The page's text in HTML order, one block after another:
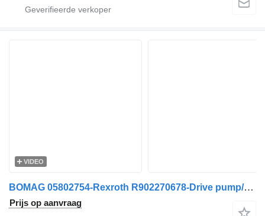
VIDEO
BOMAG 05802754-Rexroth R902270678-Drive pump/Fahrpumpe
Prijs op aanvraag